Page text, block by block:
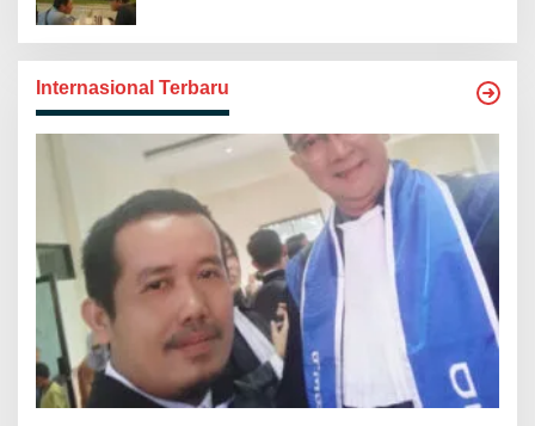
Internasional Terbaru